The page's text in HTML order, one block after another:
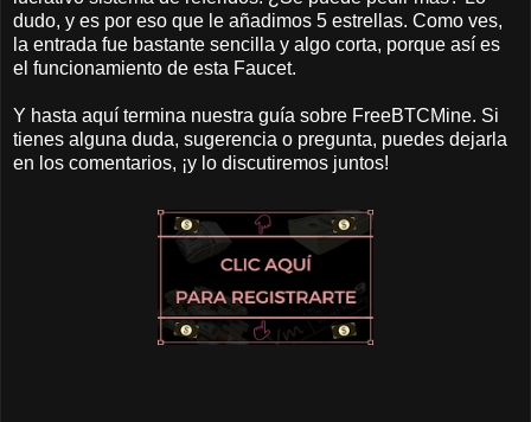
dudo, y es por eso que le añadimos 5 estrellas. Como ves,
la entrada fue bastante sencilla y algo corta, porque así es
el funcionamiento de esta Faucet.
Y hasta aquí termina nuestra guía sobre FreeBTCMine. Si
tienes alguna duda, sugerencia o pregunta, puedes dejarla
en los comentarios, ¡y lo discutiremos juntos!